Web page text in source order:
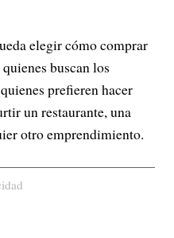
elegir cómo comprar
buscan los
prefieren hacer
un restaurante, una
otro emprendimiento.